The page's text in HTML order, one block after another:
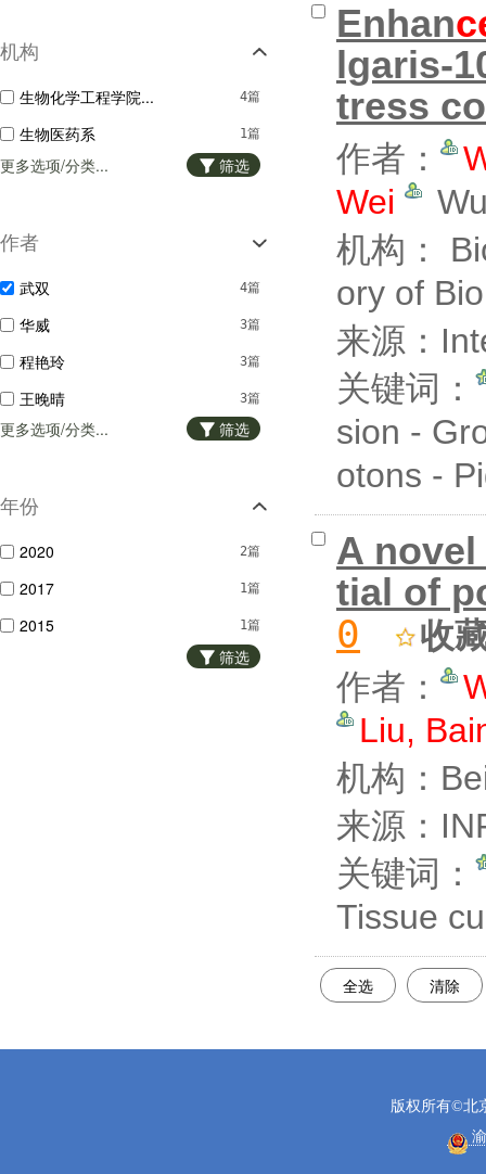
机构
4篇
生物化学工程学院...
1篇
生物医药系
更多选项/分类...
筛选
作者
4篇
武双
3篇
华威
3篇
程艳玲
3篇
王晚晴
1篇
蒋丹
1篇
赵有玺
更多选项/分类... 筛选
年份
2篇
2020
1篇
2017
1篇
2015
筛选
Enhan
lgaris-
tress
作者：
Wei
机构：
ory of
来源：
关键词：
sion -
otons -
A novel
tial of
0
收
作者：
Liu,
机构：
来源：
关键词：
Tissue
全选 清除
版权所有©北